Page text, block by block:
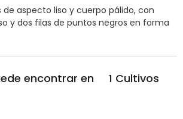
de aspecto liso y cuerpo pálido, con
y dos filas de puntos negros en forma
encontrar en 1 Cultivos